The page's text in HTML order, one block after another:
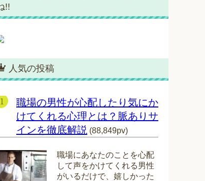
!!
人気の投稿
職場の男性が心配したり気にか
けてくれる心理とは？脈ありサ
インを徹底解説 (88,849pv)
職場にあなたのことを心配
して声をかけてくれる男性
がいるだけで、嬉しかった